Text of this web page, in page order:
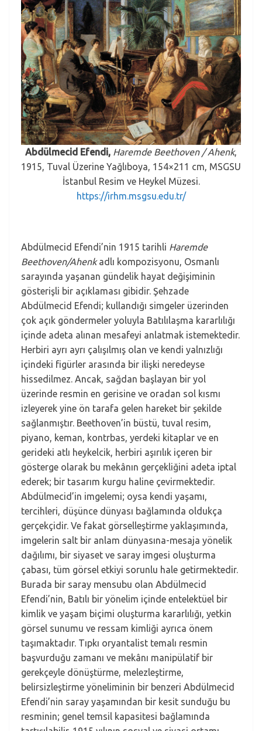
Abdülmecid Efendi, Haremde Beethoven / Ahenk,
1915, Tuval Üzerine Yağlıboya, 154×211 cm, MSGSU
İstanbul Resim ve Heykel Müzesi.
https://irhm.msgsu.edu.tr/
Abdülmecid Efendi’nin 1915 tarihli Haremde
Beethoven/Ahenkadlı kompozisyonu, Osmanlı
sarayında yaşanan gündelik hayat değişiminin
gösterişli bir açıklaması gibidir. Şehzade
Abdülmecid Efendi; kullandığı simgeler üzerinden
çok açık göndermeler yoluyla Batılılaşma kararlılığı
içinde adeta alınan mesafeyi anlatmak istemektedir.
Herbiri ayrı ayrı çalışılmış olan ve kendi yalnızlığı
içindeki figürler arasında bir ilişki neredeyse
hissedilmez. Ancak, sağdan başlayan bir yol
üzerinde resmin en gerisine ve oradan sol kısmı
izleyerek yine ön tarafa gelen hareket bir şekilde
sağlanmıştır. Beethoven’in büstü, tuval resim,
piyano, keman, kontrbas, yerdeki kitaplar ve en
gerideki atlı heykelcik, herbiri aşırılık içeren bir
gösterge olarak bu mekânın gerçekliğini adeta iptal
ederek; bir tasarım kurgu haline çevirmektedir.
Abdülmecid’in imgelemi; oysa kendi yaşamı,
tercihleri, düşünce dünyası bağlamında oldukça
gerçekçidir. Ve fakat görselleştirme yaklaşımında,
imgelerin salt bir anlam dünyasına-mesaja yönelik
dağılımı, bir siyaset ve saray imgesi oluşturma
çabası, tüm görsel etkiyi sorunlu hale getirmektedir.
Burada bir saray mensubu olan Abdülmecid
Efendi’nin, Batılı bir yönelim içinde entelektüel bir
kimlik ve yaşam biçimi oluşturma kararlılığı, yetkin
görsel sunumu ve ressam kimliği ayrıca önem
taşımaktadır. Tıpkı oryantalist temalı resmin
başvurduğu zamanı ve mekânı manipülatif bir
gerekçeyle dönüştürme, melezleştirme,
belirsizleştirme yöneliminin bir benzeri Abdülmecid
Efendi’nin saray yaşamından bir kesit sunduğu bu
resminin; genel temsil kapasitesi bağlamında